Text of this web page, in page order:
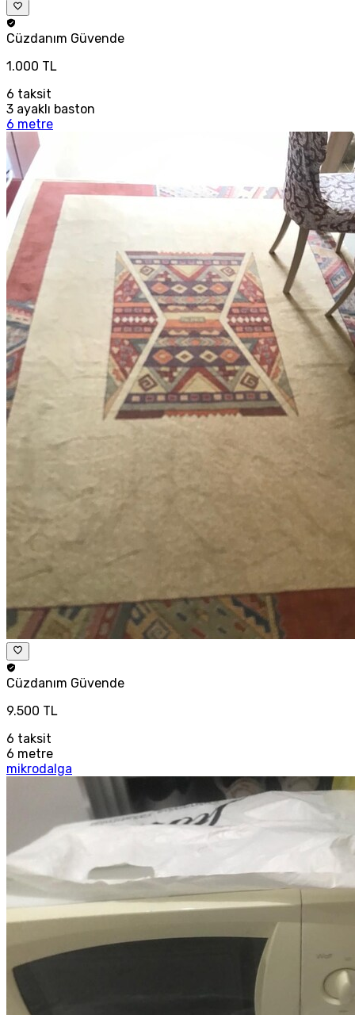
Cüzdanım Güvende
1.000 TL
6 taksit
3 ayaklı baston
6 metre
Cüzdanım Güvende
9.500 TL
6 taksit
6 metre
mikrodalga